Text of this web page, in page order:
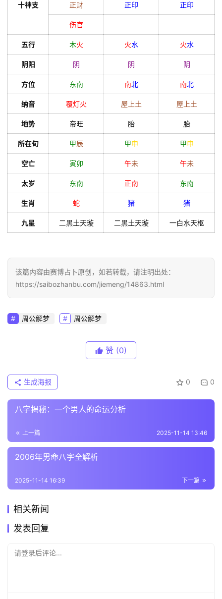
十神支 正财 正印 正印
伤官
五行 木火 火水 火水
阴阳 阴 阴 阴
方位 东南 南北 南北
纳音 覆灯火 屋上土 屋上土
地势 帝旺 胎 胎
所在旬 甲辰 甲申 甲申
空亡 寅卯 午未 午未
太岁 东南 正南 东南
生肖 蛇 猪 猪
九星 二黒土天璇 二黒土天璇 一白水天枢
该篇内容由赛博占卜原创，如若转载，请注明出处：
https://saibozhanbu.com/jiemeng/14863.html
周公解梦 周公解梦
赞 (0)
0 0
生成海报
八字揭秘：一个男人的命运分析
上一篇 2025-11-14 13:46
2006年男命八字全解析
下一篇
2025-11-14 16:39
相关新闻
发表回复
请登录后评论...